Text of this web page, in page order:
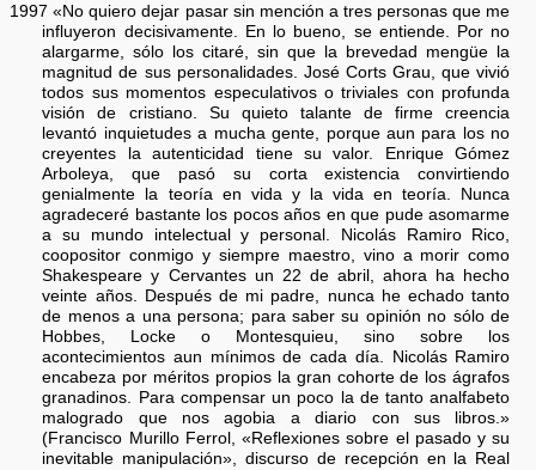
1997 «No quiero dejar pasar sin mención a tres personas que me
influyeron decisivamente. En lo bueno, se entiende. Por no
alargarme, sólo los citaré, sin que la brevedad mengüe la
magnitud de sus personalidades. José Corts Grau, que vivió
todos sus momentos especulativos o triviales con profunda
visión de cristiano. Su quieto talante de firme creencia
levantó inquietudes a mucha gente, porque aun para los no
creyentes la autenticidad tiene su valor. Enrique Gómez
Arboleya, que pasó su corta existencia convirtiendo
genialmente la teoría en vida y la vida en teoría. Nunca
agradeceré bastante los pocos años en que pude asomarme
a su mundo intelectual y personal. Nicolás Ramiro Rico,
coopositor conmigo y siempre maestro, vino a morir como
Shakespeare y Cervantes un 22 de abril, ahora ha hecho
veinte años. Después de mi padre, nunca he echado tanto
de menos a una persona; para saber su opinión no sólo de
Hobbes, Locke o Montesquieu, sino sobre los
acontecimientos aun mínimos de cada día. Nicolás Ramiro
encabeza por méritos propios la gran cohorte de los ágrafos
granadinos. Para compensar un poco la de tanto analfabeto
malogrado que nos agobia a diario con sus libros.»
(Francisco Murillo Ferrol, «Reflexiones sobre el pasado y su
inevitable manipulación», discurso de recepción en la Real